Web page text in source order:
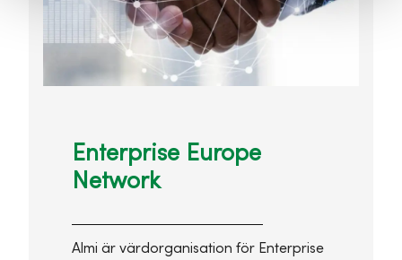
Enterprise Europe
Network
Almi är värdorganisation för Enterprise